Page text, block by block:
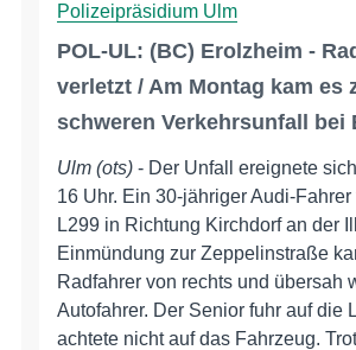
Polizeipräsidium Ulm
POL-UL: (BC) Erolzheim -
verletzt / Am Montag kam es
schweren Verkehrsunfall bei
Ulm (ots) - Der Unfall ereignete
16 Uhr. Ein 30-jähriger Audi-Fahrer
L299 in Richtung Kirchdorf an der
Einmündung zur Zeppelinstraße
Radfahrer von rechts und übersah
Autofahrer. Der Senior fuhr auf die
achtete nicht auf das Fahrzeug.